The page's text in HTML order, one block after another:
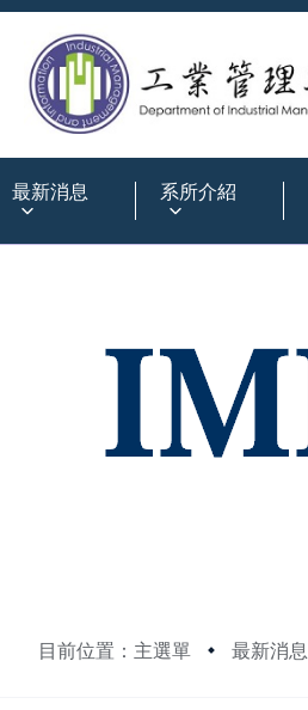
最新消息 系所介紹
目前位置：主選單 最新消息